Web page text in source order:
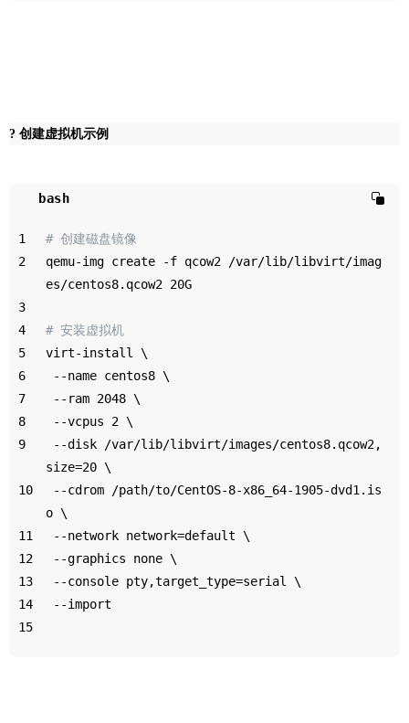
? 创建虚拟机示例
bash
1
# 创建磁盘镜像
2
qemu-img create -f qcow2 /var/lib/libvirt/imag
es/centos8.qcow2 20G
3
4
# 安装虚拟机
5
virt-install \
6
--name centos8 \
7
--ram 2048 \
8
--vcpus 2 \
9
size=20 \
10
o \
11
--network network=default \
12
--graphics none \
13
--console pty,target_type=serial \
14
--import
15